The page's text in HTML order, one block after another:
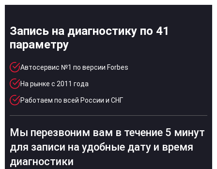
Запись на диагностику по 41
параметру
Автосервис №1 по версии Forbes
На рынке с 2011 года
Работаем по всей России и СНГ
Мы перезвоним вам в течение 5 минут
для записи на удобные дату и время
диагностики